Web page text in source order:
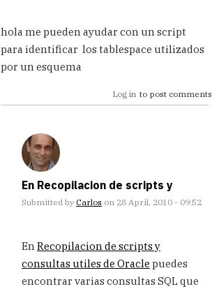
reply
Has
de
usuarios
Carlos
hola me pueden ayudar con un script
para identificar los tablespace utilizados
por un esquema
Log in to post comments
En Recopilacion de scripts y
Submitted by Carlos on 28 April, 2010 - 09:52
reply
hola
me
EnRecopilacion de scripts y
consultas utiles de Oracle puedes
encontrar varias consultas SQL que